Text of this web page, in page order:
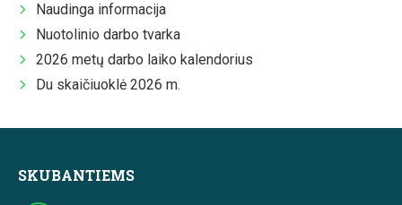
Naudinga informacija
Nuotolinio darbo tvarka
2026 metų darbo laiko kalendorius
Du skaičiuoklė 2026 m.
SKUBANTIEMS